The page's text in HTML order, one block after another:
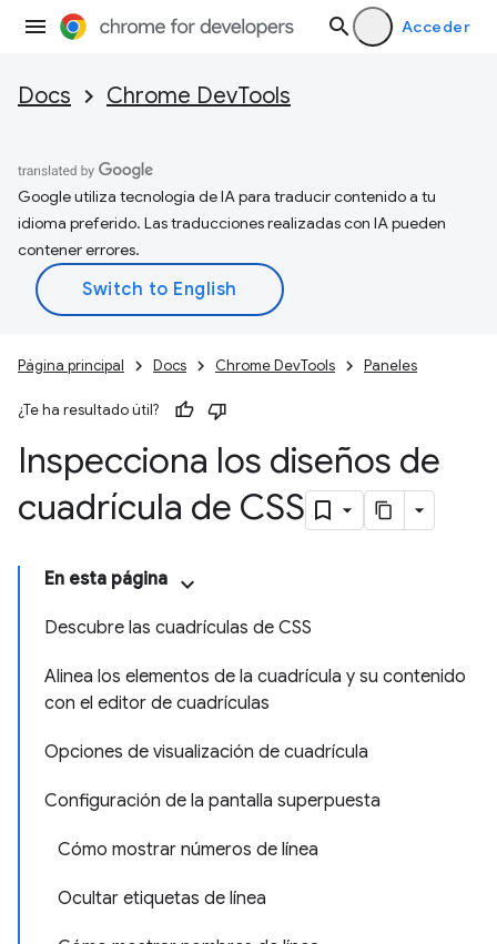
Acceder
Docs Chrome DevTools
Google utiliza tecnología de IA para traducir contenido a tu
idioma preferido. Las traducciones realizadas con IA pueden
contener errores.
Página principal Docs Chrome DevTools Paneles
¿Te ha resultado útil?
Inspecciona los diseños de
cuadrícula de CSS
En esta página
Descubre las cuadrículas de CSS
Alinea los elementos de la cuadrícula y su contenido
con el editor de cuadrículas
Opciones de visualización de cuadrícula
Configuración de la pantalla superpuesta
Cómo mostrar números de línea
Ocultar etiquetas de línea